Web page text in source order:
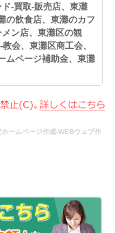
-買取-販売店、東灘
の飲食店、東灘のカフ
ン店、東灘区の観
会、東灘区商工会、
ムページ補助金、東灘
ームページ作成-WEBウェブ作